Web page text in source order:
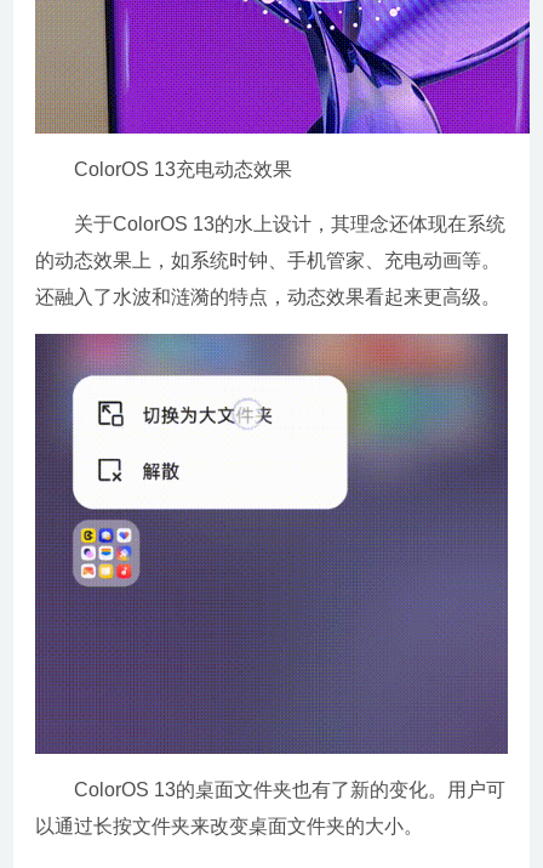
ColorOS 13充电动态效果
关于ColorOS 13的水上设计，其理念还体现在系统
的动态效果上，如系统时钟、手机管家、充电动画等。
还融入了水波和涟漪的特点，动态效果看起来更高级。
ColorOS 13的桌面文件夹也有了新的变化。用户可
以通过长按文件夹来改变桌面文件夹的大小。